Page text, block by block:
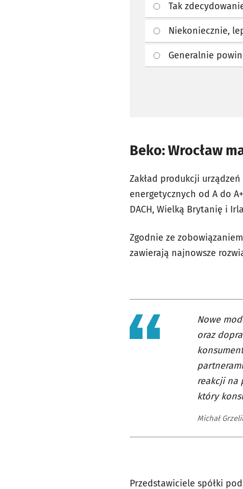
Tak
Generalnie
Beko: Wrocław
Zakład produkcji
energetycznych od A do
DACH, Wielką Brytanię i
Zgodnie ze
zawierają najnowsze
Nowe
oraz
reakcji na
który
Michał
Przedstawiciele spółki